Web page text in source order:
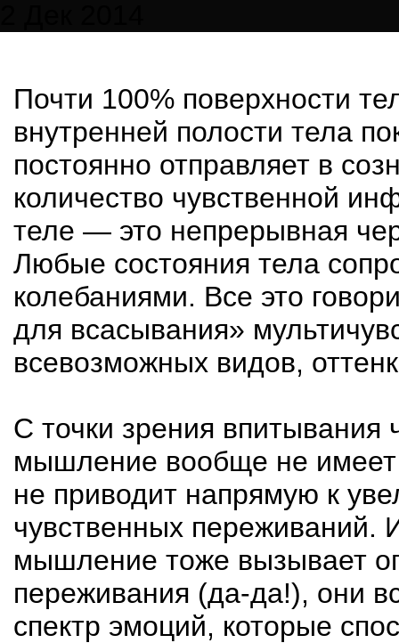
Почти 100% поверхности
внутренней полости тела
постоянно отправляет в
количество чувственной
теле — это непрерывная
Любые состояния тела
колебаниями. Все это
для всасывания»
всевозможных видов,
С точки зрения
мышление вообще не имеет
не приводит напрямую к
чувственных переживаний.
мышление тоже вызывает
переживания (да-да!), они
спектр эмоций, которые